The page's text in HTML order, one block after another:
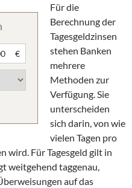
€
Für die
Berechnung der
Tagesgeldzinsen
stehen Banken
mehrere
Methoden zur
Verfügung. Sie
unterscheiden
sich darin, von wie
vielen Tagen pro
wird. Für Tagesgeld gilt in
weitgehend taggenau,
auf das